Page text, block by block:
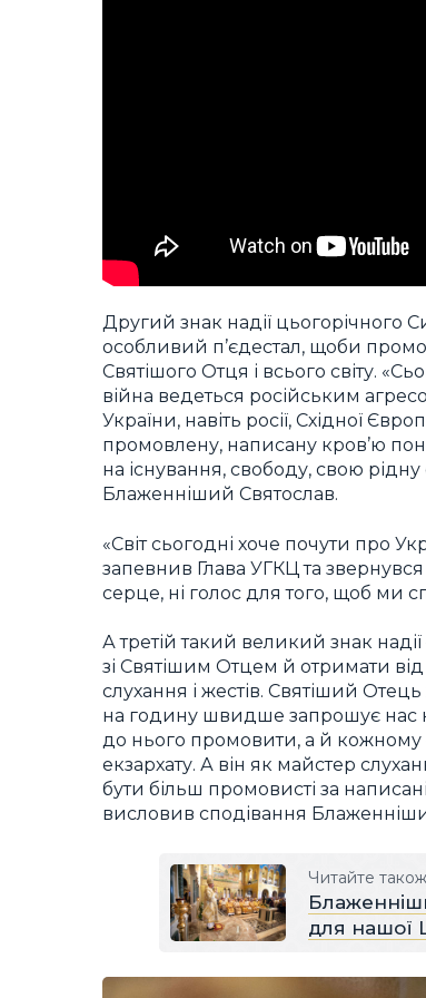
Другий знак надії
особливий п’єдестал, щоби
Святішого Отця і всього світу.
війна ведеться російським
України, навіть росії, Східної
промовлену, написану кров’ю
на існування, свободу, свою
Блаженніший Святослав.
«Світ сьогодні хоче почути про
запевнив Глава УГКЦ та
серце, ні голос для того, щоб ми
А третій такий великий знак
зі Святішим Отцем й отримати
слухання і жестів. Святіший
на годину швидше запрошує нас
до нього промовити, а й кожному
екзархату. А він як майстер
бути більш промовисті за
висловив сподівання
Читайте
для нашої